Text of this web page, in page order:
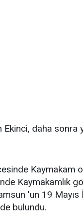
Ekinci, daha
Kaymakam
Kaymakamlık
'un 19 Mayıs
bulundu.